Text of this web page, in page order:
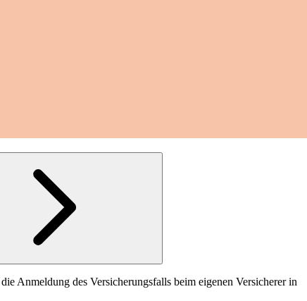
Anmeldung des Versicherungsfalls beim eigenen Versicherer in